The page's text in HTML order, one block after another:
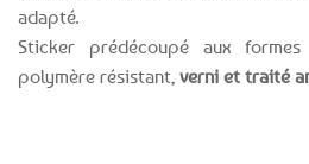
adapté.
Sticker prédécoupé aux
polymère résistant, verni et traité